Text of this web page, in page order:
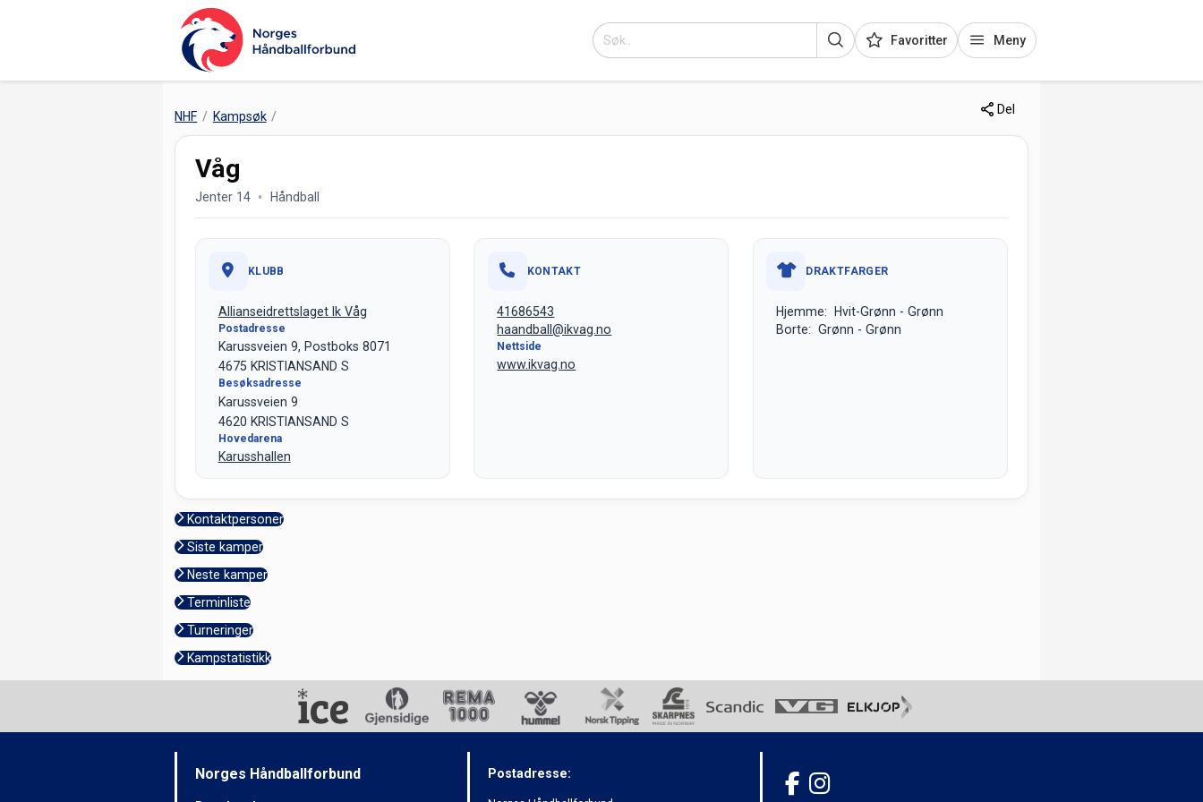
Favoritter Meny
NHF Kampsøk Del
Våg
Jenter 14 Håndball
KLUBB
Allianseidrettslaget Ik Våg
Postadresse
Karussveien 9, Postboks 8071
4675 KRISTIANSAND S
Besøksadresse
Karussveien 9
4620 KRISTIANSAND S
Hovedarena
Karusshallen
KONTAKT
41686543
haandball@ikvag.no
Nettside
www.ikvag.no
DRAKTFARGER
Hjemme: Hvit-Grønn - Grønn
Borte: Grønn - Grønn
Kontaktpersoner
Siste kamper
Neste kamper
Terminliste
Turneringer
Kampstatistikk
Norges Håndballforbund Postadresse: